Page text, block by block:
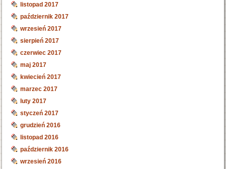
listopad 2017
październik 2017
wrzesień 2017
sierpień 2017
czerwiec 2017
maj 2017
kwiecień 2017
marzec 2017
luty 2017
styczeń 2017
grudzień 2016
listopad 2016
październik 2016
wrzesień 2016